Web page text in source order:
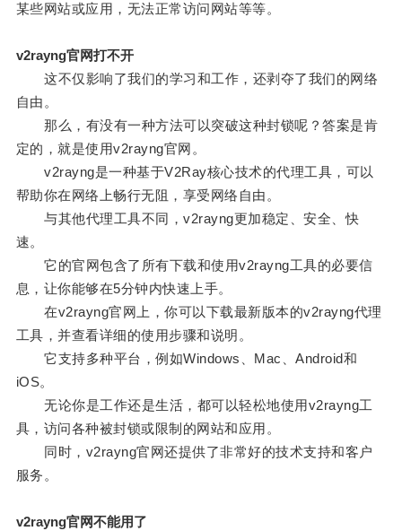
某些网站或应用，无法正常访问网站等等。
v2rayng官网打不开
这不仅影响了我们的学习和工作，还剥夺了我们的网络
自由。
那么，有没有一种方法可以突破这种封锁呢？答案是肯
定的，就是使用v2rayng官网。
v2rayng是一种基于V2Ray核心技术的代理工具，可以
帮助你在网络上畅行无阻，享受网络自由。
与其他代理工具不同，v2rayng更加稳定、安全、快
速。
它的官网包含了所有下载和使用v2rayng工具的必要信
息，让你能够在5分钟内快速上手。
在v2rayng官网上，你可以下载最新版本的v2rayng代理
工具，并查看详细的使用步骤和说明。
它支持多种平台，例如Windows、Mac、Android和
iOS。
无论你是工作还是生活，都可以轻松地使用v2rayng工
具，访问各种被封锁或限制的网站和应用。
同时，v2rayng官网还提供了非常好的技术支持和客户
服务。
v2rayng官网不能用了